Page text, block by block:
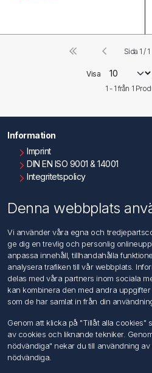
Visa
1 - 1 från 1
Sida 1 / 1
Information
Imprint
DIN EN ISO 9001 & 14001
Integritetspolicy
Kontakta oss
Kundtjänst
Sök
Mitt konto
Mina ordrar
Mina adresser
Denna webbplats
Vi använder våra egna och
ge dig en trevlig och personlig
anpassa innehåll, tillhandahålla
analysera trafiken till vår webbplats.
delas med våra partners inom sociala
kan kombinera den med andra
som de har samlat in från din
Genom att klicka på "Tillåt alla cookies"
av cookies och liknande tekniker.
nödvändiga" nekar du till användning
nödvändiga.